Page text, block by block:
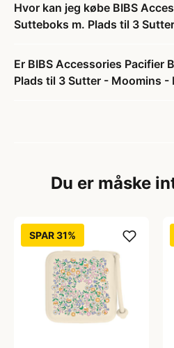
Hvor kan jeg købe BIBS
Sutteboks m. Plads til 3
Er BIBS Accessories Pacifier
Plads til 3 Sutter - Moomins -
Du er måske
SPAR 31%